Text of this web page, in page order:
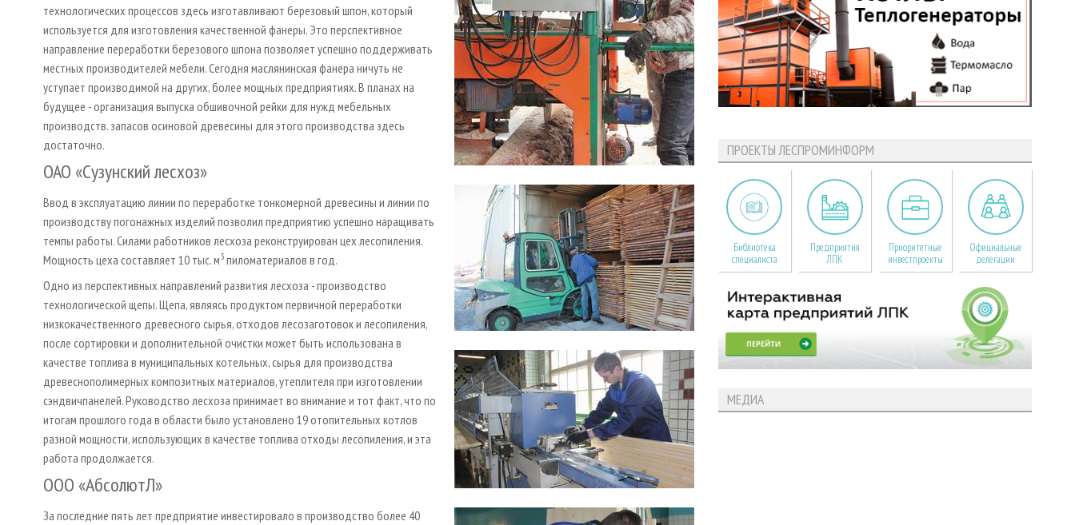
технологических процессов здесь изготавливают березовый шпон, который
используется для изготовления качественной фанеры. Это перспективное
направление переработки березового шпона позволяет успешно поддерживать
местных производителей мебели. Сегодня маслянинская фанера ничуть не
уступает производимой на других, более мощных предприятиях. В планах на
будущее - организация выпуска обшивочной рейки для нужд мебельных
производств. запасов осиновой древесины для этого производства здесь
достаточно.
ОАО «Сузунский лесхоз»
Ввод в эксплуатацию линии по переработке тонкомерной древесины и линии по
производству погонажных изделий позволил предприятию успешно наращивать
темпы работы. Силами работников лесхоза реконструирован цех лесопиления.
Мощность цеха составляет 10 тыс. м3 пиломатериалов в год.
Одно из перспективных направлений развития лесхоза - производство
технологической щепы. Щепа, являясь продуктом первичной переработки
низкокачественного древесного сырья, отходов лесозаготовок и лесопиления,
после сортировки и дополнительной очистки может быть использована в
качестве топлива в муниципальных котельных, сырья для производства
древесно­полимерных композитных материалов, утеплителя при изготовлении
сэндвич­панелей. Руководство лесхоза принимает во внимание и тот факт, что по
итогам прошлого года в области было установлено 19 отопительных котлов
разной мощности, использующих в качестве топлива отходы лесопиления, и эта
работа продолжается.
ООО «Абсолют­Л»
За последние пять лет предприятие инвестировало в производство более 40
ПРОЕКТЫ ЛЕСПРОМИНФОРМ
Библиотека
специалиста
Предприятия
ЛПК
Приоритетные
инвестпроекты
Официальные
делегации
МЕДИА